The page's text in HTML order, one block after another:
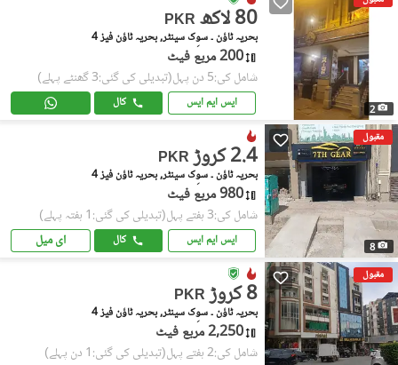
2
PKR 80 لاکھ
بحریہ ٹاؤن ۔ سوِک سینٹر, بحریہ ٹاؤن فیز 4
200 مربع فیٹ
شامل کی:5 دن پہل (تبدیلی کی گئی:3 گھنٹے پہلے)
ایس ایم ایس کال
مقبول
8
PKR 2.4 کروڑ
بحریہ ٹاؤن ۔ سوِک سینٹر, بحریہ ٹاؤن فیز 4
980 مربع فیٹ
شامل کی:3 ہفتے پہل (تبدیلی کی گئی:1 ہفتہ پہلے)
ایس ایم ایس کال ای میل
مقبول
PKR 8 کروڑ
بحریہ ٹاؤن ۔ سوِک سینٹر, بحریہ ٹاؤن فیز 4
2,250 مربع فیٹ
شامل کی:2 ہفتے پہل (تبدیلی کی گئی:1 دن پہلے)